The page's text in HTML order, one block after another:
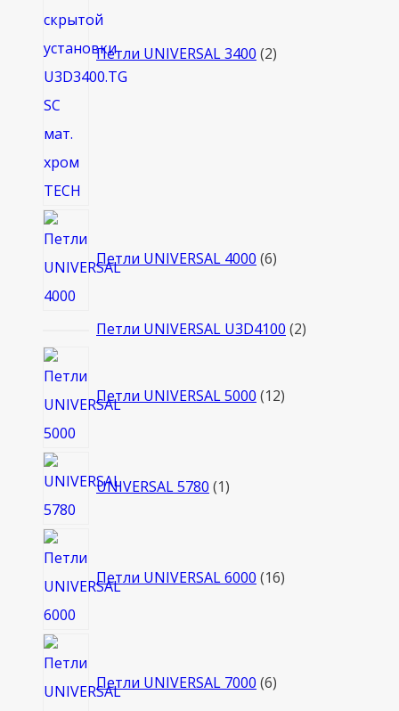
Петли UNIVERSAL 3400 2
Петли UNIVERSAL 4000 6товаров
Петли UNIVERSAL U3D4100 22
Петли UNIVERSAL 5000 12товаров
UNIVERSAL 5780 1товар
Петли UNIVERSAL 6000 16товаров
Петли UNIVERSAL 7000 6товаров